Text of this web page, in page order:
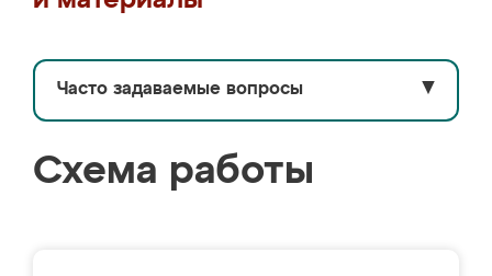
Часто задаваемые вопросы ▼
Схема работы